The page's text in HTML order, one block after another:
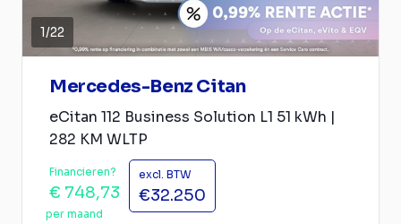
1/22
Mercedes-Benz Citan
eCitan 112 Business Solution L1 51 kWh |
282 KM WLTP
Financieren?
€ 748,73
per maand
excl. BTW
€32.250